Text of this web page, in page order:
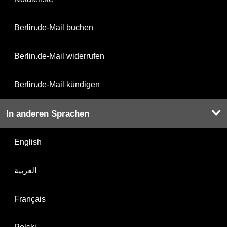
Berlin.de-Mail buchen
Berlin.de-Mail widerrufen
Berlin.de-Mail kündigen
In anderen Sprachen
English
العربية
Français